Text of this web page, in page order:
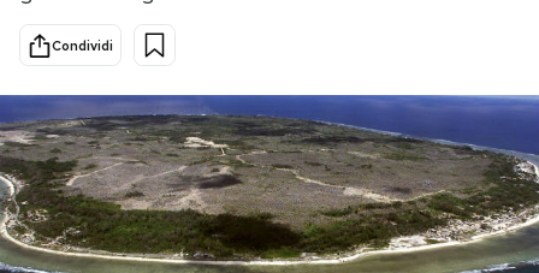
Economia
PODCAST
NEWSLETTER
Condividi